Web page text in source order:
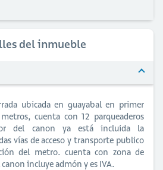
del inmueble
ubicada en guayabal en primer
cuenta con 12 parqueaderos
del canon ya está incluida la
vías de acceso y transporte publico
del metro. cuenta con zona de
incluye admón y es IVA.